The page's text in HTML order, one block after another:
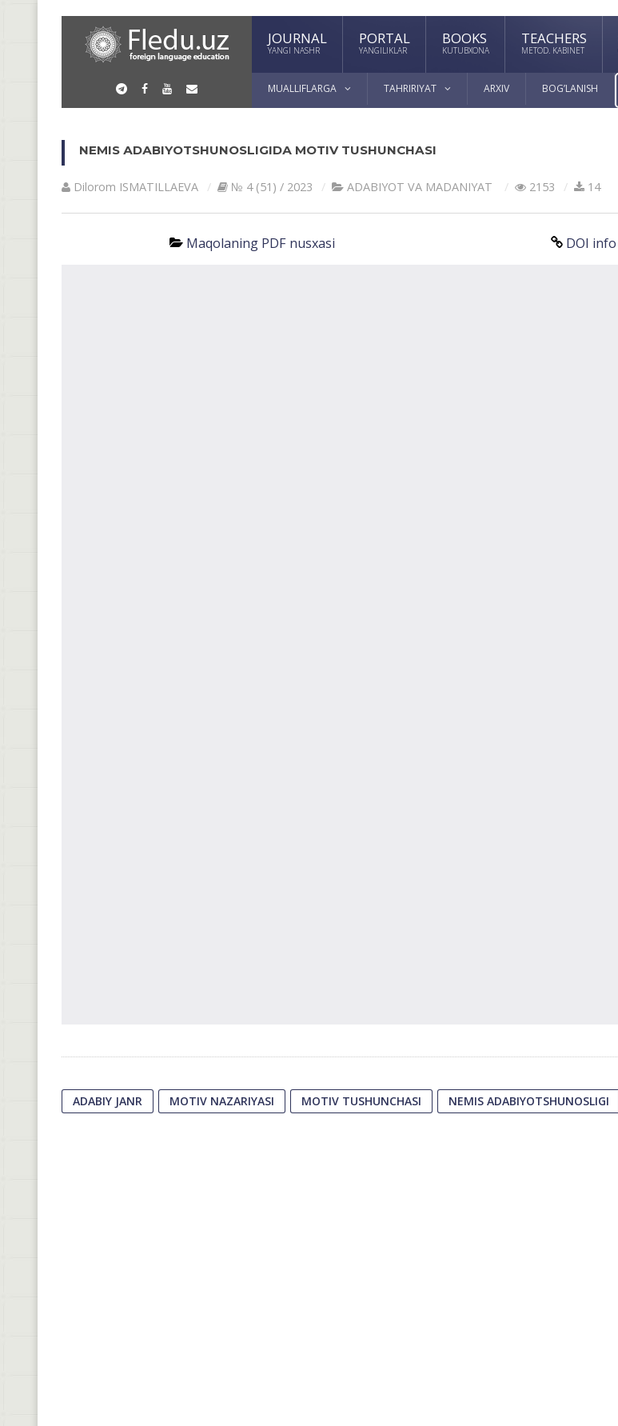
JOURNAL
YANGI NASHR
PORTAL
YANGILIKLAR
BOOKS
KUTUBXONA
TEACHERS
METOD. KABINET
MUALLIFLARGA TAHRIRIYAT ARXIV BOG’LANISH
NEMIS АDАBIYОTSHUNOSLIGIDА MOTIV TUSHUNCHASI
Dilorom ISMATILLAEVA № 4 (51) / 2023 АDАBIYOT VА MАDАNIYAT 2153 14
Maqolaning PDF nusxasi DOI info
ADABIY JANR MOTIV NAZARIYASI MOTIV TUSHUNCHASI NEMIS ADABIYOTSHUNOSLIGI